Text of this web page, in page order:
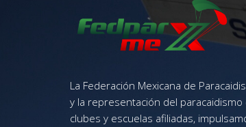
La Federación Mexicana de
y la representación del
clubes y escuelas afiliadas,